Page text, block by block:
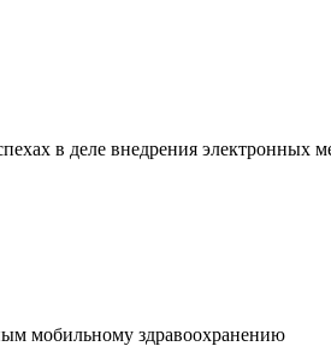
в деле внедрения электронных
мобильному здравоохранению